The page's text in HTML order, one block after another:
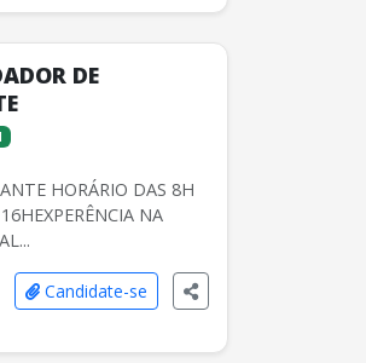
DE
HORÁRIO DAS 8H
NA
Candidate-se